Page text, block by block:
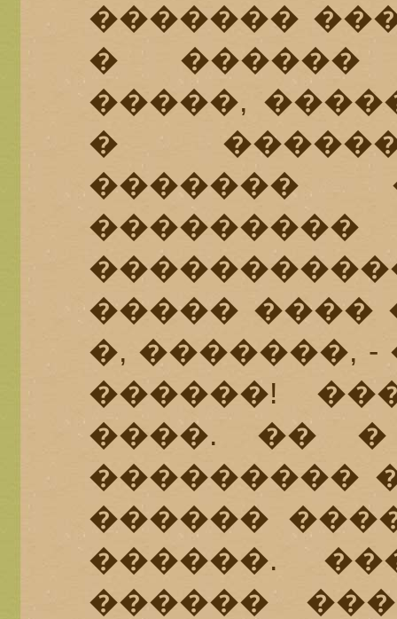
�������
� ������
�����,
�
�������
���������
����� ����
�, �������,
������!
����. ��
���������
������
������.
������